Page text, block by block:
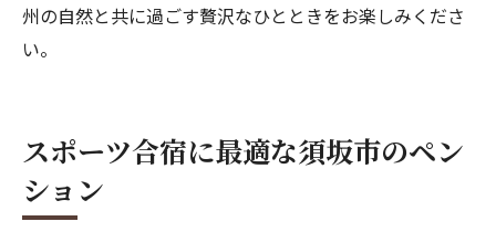
州の自然と共に過ごす贅沢なひとときをお楽しみくださ
い。
スポーツ合宿に最適な須坂市のペン
ション